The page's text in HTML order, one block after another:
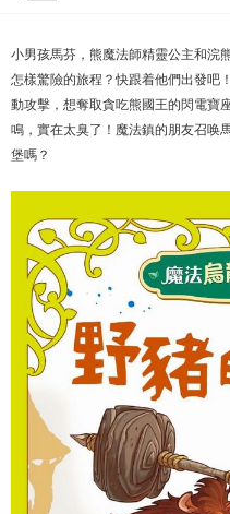
小男孩馬芬，熊魔法師精靈公主和浣
怎樣驚險的旅程？快跟着他們出發吧
動攻擊，想奪取貪吃熊國王的閃電
鳴，實在太臭了！魔法鎮的朋友召唤
堡嗎？